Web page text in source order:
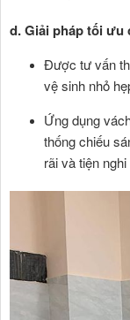
d. Giải pháp tối ưu
Được tư vấn
vệ sinh nhỏ
Ứng dụng
thống chiếu
rãi và tiện